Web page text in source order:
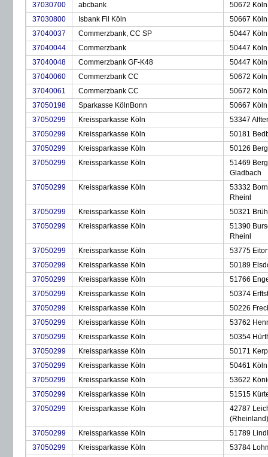
37030700
abcbank
50672 Köln
37030800
Isbank Fil Köln
50667 Köln
37040037
Commerzbank, CC SP
50447 Köln
37040044
Commerzbank
50447 Köln
37040048
Commerzbank GF-K48
50447 Köln
37040060
Commerzbank CC
50672 Köln
37040061
Commerzbank CC
50672 Köln
37050198
Sparkasse KölnBonn
50667 Köln
37050299
Kreissparkasse Köln
53347 Alfter
37050299
Kreissparkasse Köln
50181
37050299
Kreissparkasse Köln
50126
37050299
Kreissparkasse Köln
51469
Gladbach
37050299
Kreissparkasse Köln
53332
Rheinl
37050299
Kreissparkasse Köln
50321
37050299
Kreissparkasse Köln
51390
Rheinl
37050299
Kreissparkasse Köln
53775
37050299
Kreissparkasse Köln
50189
37050299
Kreissparkasse Köln
51766
37050299
Kreissparkasse Köln
50374
37050299
Kreissparkasse Köln
50226
37050299
Kreissparkasse Köln
53762
37050299
Kreissparkasse Köln
50354
37050299
Kreissparkasse Köln
50171
37050299
Kreissparkasse Köln
50461 Köln
37050299
Kreissparkasse Köln
53622
37050299
Kreissparkasse Köln
51515
37050299
Kreissparkasse Köln
42787
(Rheinland)
37050299
Kreissparkasse Köln
51789
37050299
Kreissparkasse Köln
53784